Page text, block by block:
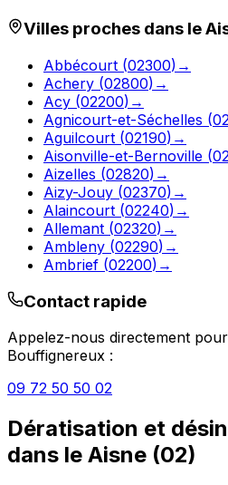
Villes proches dans le
Abbécourt (02300) →
Achery (02800) →
Acy (02200) →
Agnicourt-et-Séchelles (
Aguilcourt (02190) →
Aisonville-et-Bernoville (
Aizelles (02820) →
Aizy-Jouy (02370) →
Alaincourt (02240) →
Allemant (02320) →
Ambleny (02290) →
Ambrief (02200) →
Contact rapide
Appelez-nous directement
Bouffignereux :
09 72 50 50 02
Dératisation et
dans le Aisne (02)